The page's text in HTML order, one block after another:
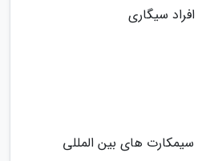
سیگاری
های بین المللی